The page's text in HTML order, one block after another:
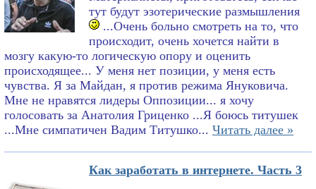
тут будут эзотерические размышления
...Очень больно смотреть на то, что
происходит, очень хочется найти в
мозгу какую-то логическую опору и оценить
происходящее... У меня нет позиции, у меня есть
чувства. Я за Майдан, я против режима Януковича.
Мне не нравятся лидеры Оппозиции... я хочу
голосовать за Анатолия Гриценко ...Я боюсь титушек
...Мне симпатичен Вадим Титушко... Читать далее »
Как заработать в интернете. Часть 3